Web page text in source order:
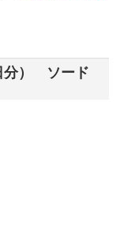
分） ソード